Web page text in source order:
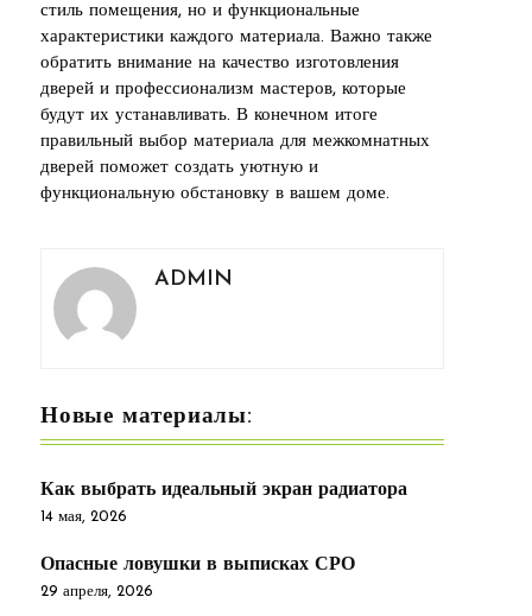
стиль помещения, но и функциональные
характеристики каждого материала. Важно также
обратить внимание на качество изготовления
дверей и профессионализм мастеров, которые
будут их устанавливать. В конечном итоге
правильный выбор материала для межкомнатных
дверей поможет создать уютную и
функциональную обстановку в вашем доме.
ADMIN
Новые материалы:
Как выбрать идеальный экран радиатора
14 мая, 2026
Опасные ловушки в выписках СРО
29 апреля, 2026